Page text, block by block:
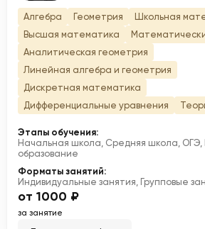
Алгебра Геометрия
Школьная
Высшая математика
Аналитическая геометрия
Линейная алгебра и геометрия
Дискретная математика
Дифференциальные уравнения
Этапы обучения:
Начальная школа, Средняя школа, ОГЭ,
образование
Форматы занятий:
Индивидуальные занятия, Групповые
от 1000 ₽
за занятие